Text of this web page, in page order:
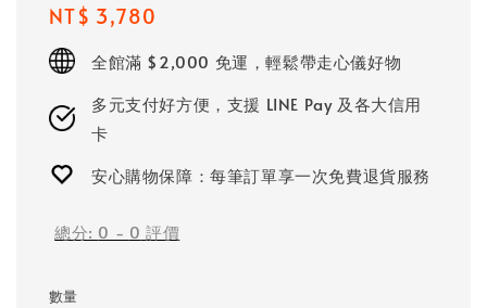
Regular
price
NT$ 3,780
全館滿 $2,000 免運，輕鬆帶走心儀好物
多元支付好方便，支援 LINE Pay 及各大信用
卡
安心購物保障：每筆訂單享一次免費退貨服務
總分: 0 - 0 評價
數量